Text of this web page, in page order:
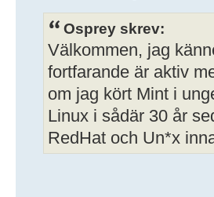
Osprey skrev:
Välkommen, jag
fortfarande är aktiv
om jag kört Mint i
Linux i sådär 30 år
RedHat och Un*x